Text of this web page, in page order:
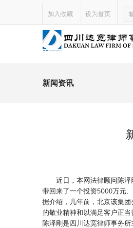
加入收藏 设为首页
新闻资讯
近日，本网法律顾问陈
带回来了一个投资5000万元
据介绍，几年前，北京该集
的敬业精神和以满足客户正
陈泽刚是四川达宽律师事务